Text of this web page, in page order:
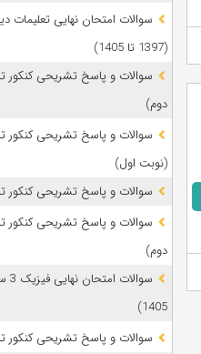
(1397 تا 1405)
دوم)
(نوبت اول)
سوالات و پاسخ تشریحی کنکور
دوم)
1405)
سوالات و پاسخ تشریحی کنکور